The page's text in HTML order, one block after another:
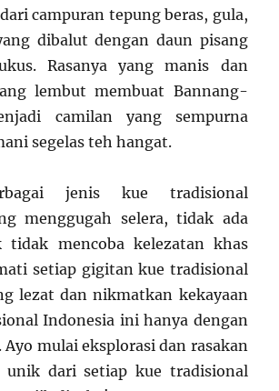
campuran tepung beras, gula,
dibalut dengan daun pisang
Rasanya yang manis dan
lembut membuat Bannang-
camilan yang sempurna
segelas teh hangat.
jenis kue tradisional
menggugah selera, tidak ada
tidak mencoba kelezatan khas
setiap gigitan kue tradisional
lezat dan nikmatkan kekayaan
Indonesia ini hanya dengan
. Ayo mulai eksplorasi dan rasakan
unik dari setiap kue tradisional